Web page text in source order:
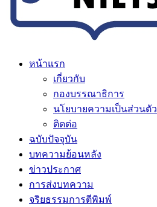
หน้าแรก
เกี่ยวกับ
กองบรรณาธิการ
นโยบายความเป็นส่วนตัว
ติดต่อ
ฉบับปัจจุบัน
บทความย้อนหลัง
ข่าวประกาศ
การส่งบทความ
จริยธรรมการตีพิมพ์